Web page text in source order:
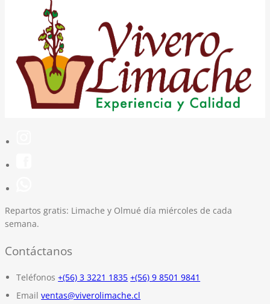
Repartos gratis: Limache y Olmué día miércoles de cada
semana.
Contáctanos
Teléfonos +(56) 3 3221 1835 +(56) 9 8501 9841
Email ventas@viverolimache.cl